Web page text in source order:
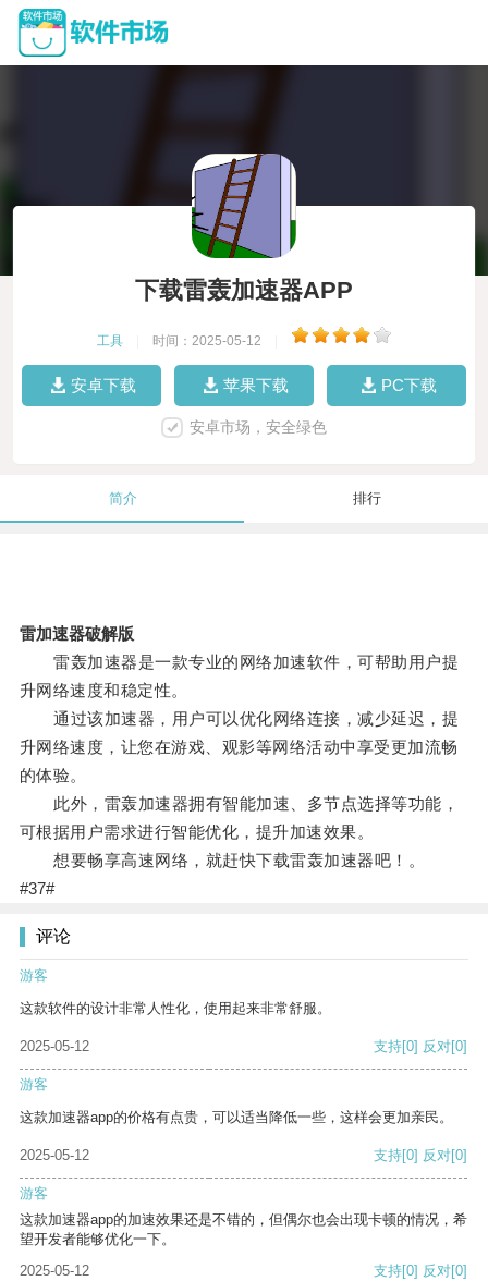
下载雷轰加速器APP
工具 时间：2025-05-12
安卓下载 苹果下载 PC下载
安卓市场，安全绿色
简介 排行
雷加速器破解版
雷轰加速器是一款专业的网络加速软件，可帮助用户提
升网络速度和稳定性。
通过该加速器，用户可以优化网络连接，减少延迟，提
升网络速度，让您在游戏、观影等网络活动中享受更加流畅
的体验。
此外，雷轰加速器拥有智能加速、多节点选择等功能，
可根据用户需求进行智能优化，提升加速效果。
想要畅享高速网络，就赶快下载雷轰加速器吧！。
#37#
评论
游客
这款软件的设计非常人性化，使用起来非常舒服。
2025-05-12 支持[0] 反对[0]
游客
这款加速器app的价格有点贵，可以适当降低一些，这样会更加亲民。
2025-05-12 支持[0] 反对[0]
游客
这款加速器app的加速效果还是不错的，但偶尔也会出现卡顿的情况，希
望开发者能够优化一下。
2025-05-12
支持[0] 反对[0]